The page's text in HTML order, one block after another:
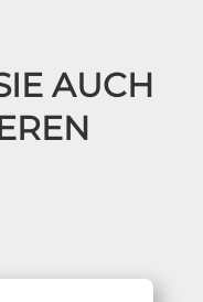
AUCH